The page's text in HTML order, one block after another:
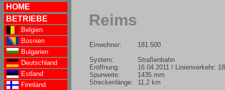
HOME
BETRIEBE
Belgien
Bosnien
Bulgarien
Deutschland
Estland
Finnland
Reims
Einwohner:
System:
Eröffnung:
Spurweite:
Streckenlänge:
181.500
Straßenbahn
16.04.2011 / Linienverkehr:
1435 mm
11,2 km